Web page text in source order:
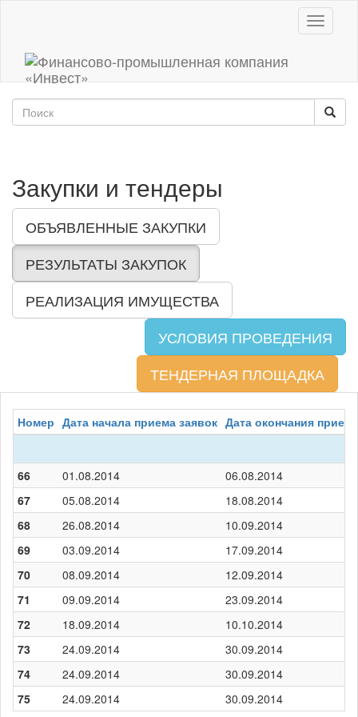
Toggle
Закупки и тендеры
ОБЪЯВЛЕННЫЕ ЗАКУПКИ
РЕЗУЛЬТАТЫ ЗАКУПОК
РЕАЛИЗАЦИЯ ИМУЩЕСТВА
УСЛОВИЯ ПРОВЕДЕНИЯ
ТЕНДЕРНАЯ ПЛОЩАДКА
Номер Дата начала приема заявок Дата окончания
66 01.08.2014
06.08.2014
67
05.08.2014
18.08.2014
68
26.08.2014
10.09.2014
69
03.09.2014
17.09.2014
70
08.09.2014
12.09.2014
71
09.09.2014
23.09.2014
72
18.09.2014
10.10.2014
73
24.09.2014
30.09.2014
74
24.09.2014
30.09.2014
75
24.09.2014 30.09.2014